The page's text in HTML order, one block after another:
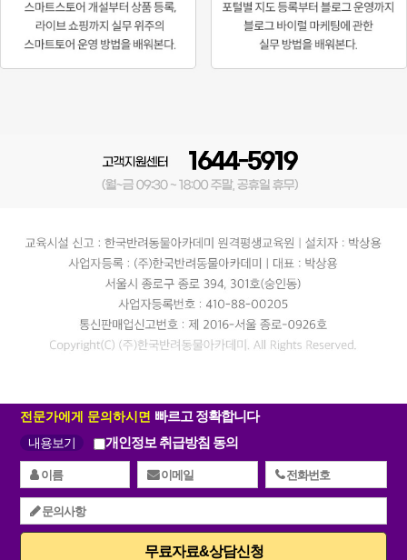
전문가에게 문의하시면 빠르고 정확합니다
내용보기 개인정보 취급방침 동의
무료자료&상담신청